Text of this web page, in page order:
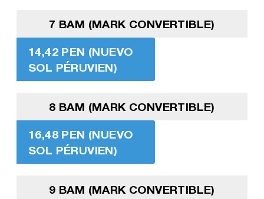
7 BAM (MARK CONVERTIBLE)
14,42 PEN (NUEVO
SOL PÉRUVIEN)
8 BAM (MARK CONVERTIBLE)
16,48 PEN (NUEVO
SOL PÉRUVIEN)
9 BAM (MARK CONVERTIBLE)